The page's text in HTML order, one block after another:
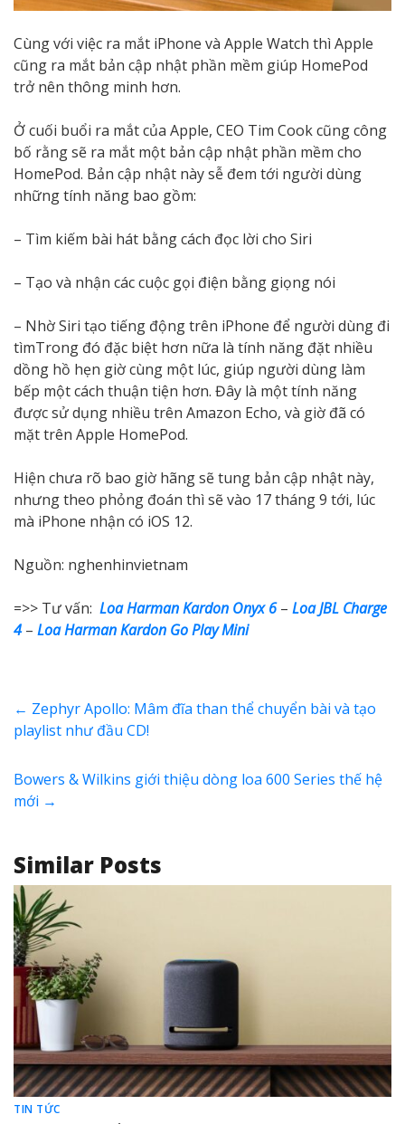
Cùng với việc ra mắt iPhone và Apple Watch thì Apple
cũng ra mắt bản cập nhật phần mềm giúp HomePod
trở nên thông minh hơn.
Ở cuối buổi ra mắt của Apple, CEO Tim Cook cũng công
bố rằng sẽ ra mắt một bản cập nhật phần mềm cho
HomePod. Bản cập nhật này sễ đem tới người dùng
những tính năng bao gồm:
– Tìm kiếm bài hát bằng cách đọc lời cho Siri
– Tạo và nhận các cuộc gọi điện bằng giọng nói
– Nhờ Siri tạo tiếng động trên iPhone để người dùng đi
tìmTrong đó đặc biệt hơn nữa là tính năng đặt nhiều
dồng hồ hẹn giờ cùng một lúc, giúp người dùng làm
bếp một cách thuận tiện hơn. Đây là một tính năng
được sử dụng nhiều trên Amazon Echo, và giờ đã có
mặt trên Apple HomePod.
Hiện chưa rõ bao giờ hãng sẽ tung bản cập nhật này,
nhưng theo phỏng đoán thì sẽ vào 17 tháng 9 tới, lúc
mà iPhone nhận có iOS 12.
Nguồn: nghenhinvietnam
=>> Tư vấn: Loa Harman Kardon Onyx 6– Loa JBL Charge
4– Loa Harman Kardon Go Play Mini
← Zephyr Apollo: Mâm đĩa than thể chuyển bài và tạo
playlist như đầu CD!
Bowers & Wilkins giới thiệu dòng loa 600 Series thế hệ
mới →
Similar Posts
TIN TỨC